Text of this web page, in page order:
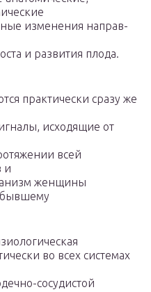
изменения направ-
и развития плода.
практически сразу же
исходящие от
всей
и
женщины
бывшему
во всех системах
сосудистой